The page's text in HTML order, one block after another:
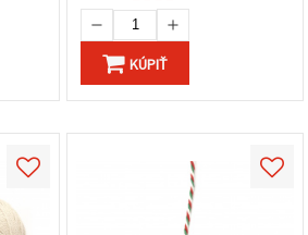
KÚPIŤ